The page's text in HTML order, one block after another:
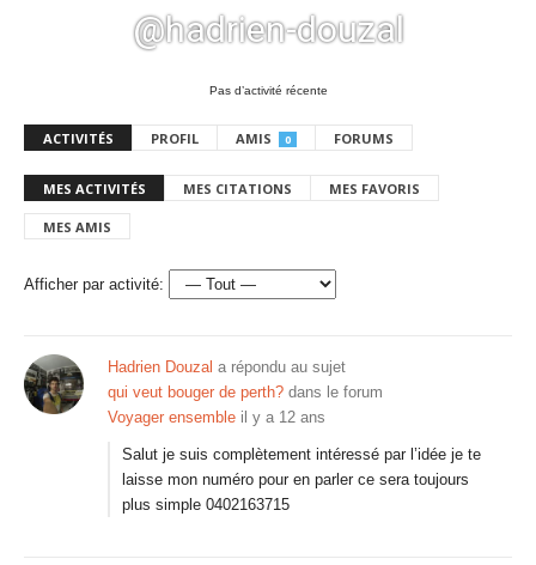
@hadrien-douzal
Pas d’activité récente
ACTIVITÉS PROFIL AMIS 0 FORUMS
MES ACTIVITÉS MES CITATIONS MES FAVORIS
MES AMIS
Afficher par activité:
Hadrien Douzal a répondu au sujet
qui veut bouger de perth? dans le forum
Voyager ensemble il y a 12 ans
Salut je suis complètement intéressé par l’idée je te
laisse mon numéro pour en parler ce sera toujours
plus simple 0402163715